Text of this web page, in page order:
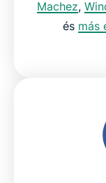
Machez,
és más